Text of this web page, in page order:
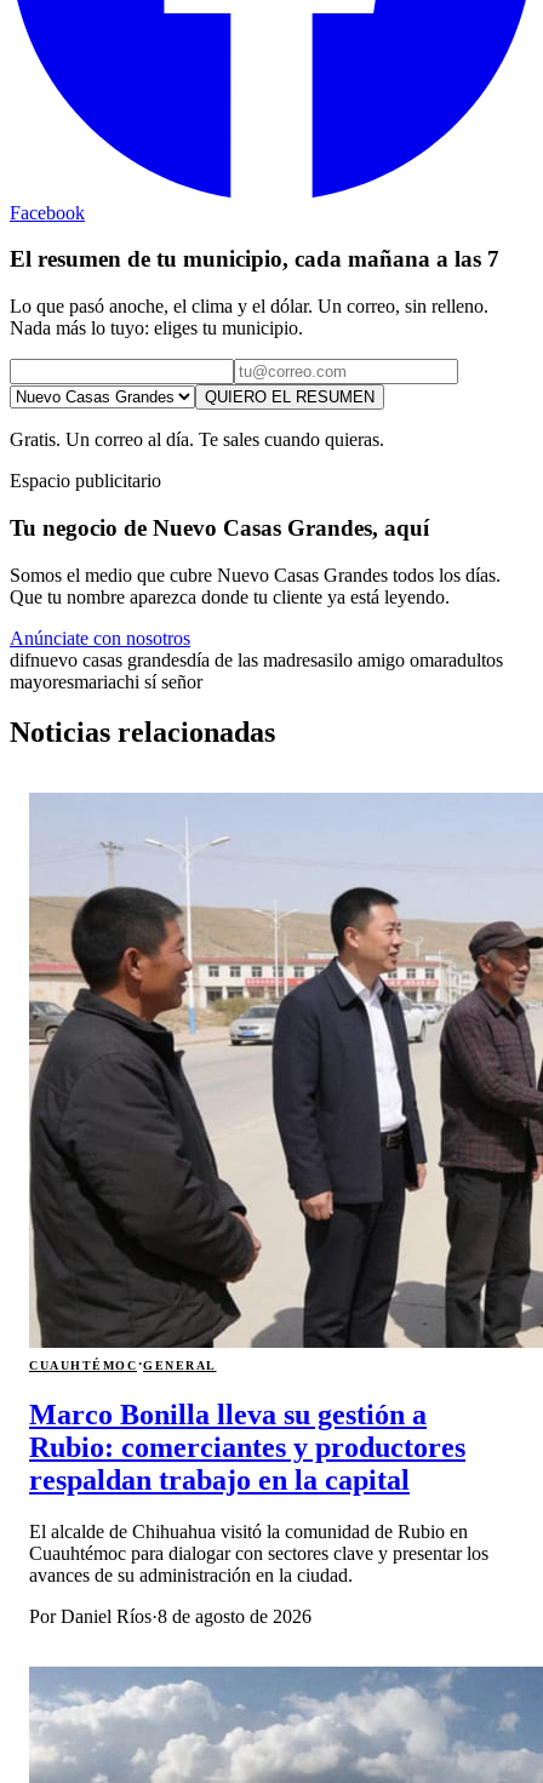
Facebook
El resumen de tu municipio, cada mañana a las 7
Lo que pasó anoche, el clima y el dólar. Un correo, sin relleno.
Nada más lo tuyo: eliges tu municipio.
QUIERO EL RESUMEN
Gratis. Un correo al día. Te sales cuando quieras.
Espacio publicitario
Tu negocio de Nuevo Casas Grandes, aquí
Somos el medio que cubre Nuevo Casas Grandes todos los días.
Que tu nombre aparezca donde tu cliente ya está leyendo.
Anúnciate con nosotros
difnuevo casas grandesdía de las madresasilo amigo omaradultos
mayoresmariachi sí señor
Noticias relacionadas
CUAUHTÉMOC·GENERAL
Marco Bonilla lleva su gestión a
Rubio: comerciantes y productores
respaldan trabajo en la capital
El alcalde de Chihuahua visitó la comunidad de Rubio en
Cuauhtémoc para dialogar con sectores clave y presentar los
avances de su administración en la ciudad.
PorDaniel Ríos·8 de agosto de 2026